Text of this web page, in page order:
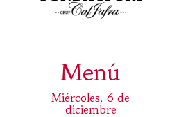
Menú
Miércoles, 6 de
diciembre